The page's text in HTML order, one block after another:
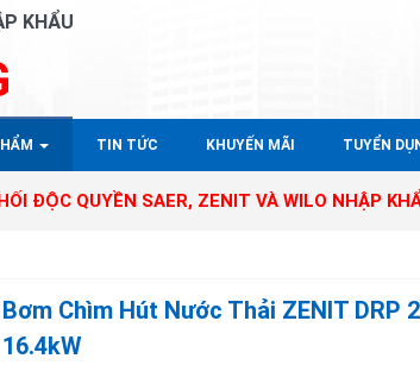
KHẨU
TIN TỨC KHUYẾN MÃI TUYỂN
SAER, ZENIT VÀ WILO NHẬP KHẨU TỪ
Bơm Chìm Hút Nước Thải ZENIT DRP
16.4kW